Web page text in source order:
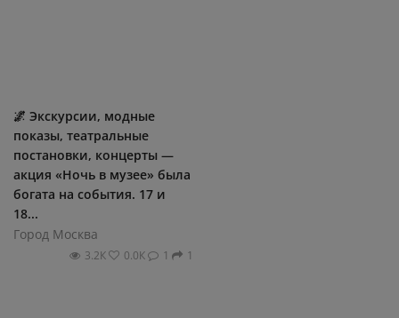
🌌 Экскурсии, модные
показы, театральные
постановки, концерты —
акция «Ночь в музее» была
богата на события. 17 и
18...
Город Москва
3.2К 0.0К 1 1